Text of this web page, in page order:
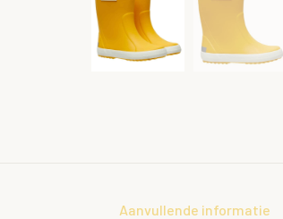
Aanvullende informatie